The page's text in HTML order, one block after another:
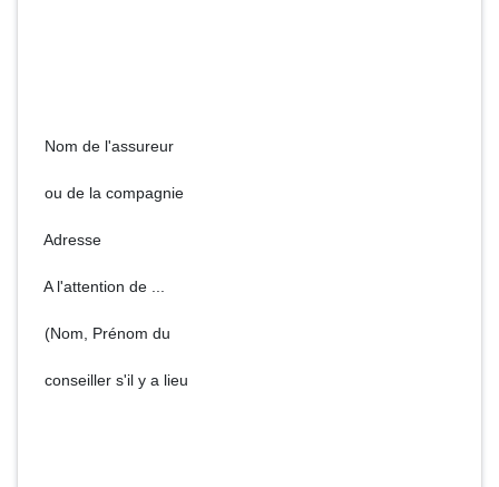
Nom de l'assureur
ou de la compagnie
Adresse
A l'attention de ...
(Nom, Prénom du
conseiller s'il y a lieu